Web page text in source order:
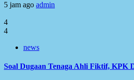
5 jam ago admin
4
4
news
Soal Dugaan Tenaga Ahli Fiktif, KPK